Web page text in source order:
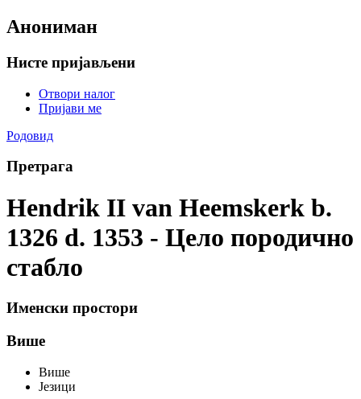
Анониман
Нисте пријављени
Отвори налог
Пријави ме
Родовид
Претрага
Hendrik II van Heemskerk b.
1326 d. 1353 - Цело породично
стабло
Именски простори
Више
Више
Језици